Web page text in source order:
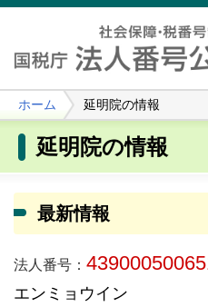
ホーム 延明院の情報
延明院の情報
最新情報
法人番号：
エンミョウイン